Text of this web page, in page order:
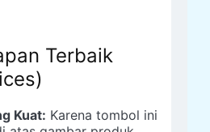
Terbaik
Kuat: Karena tombol ini